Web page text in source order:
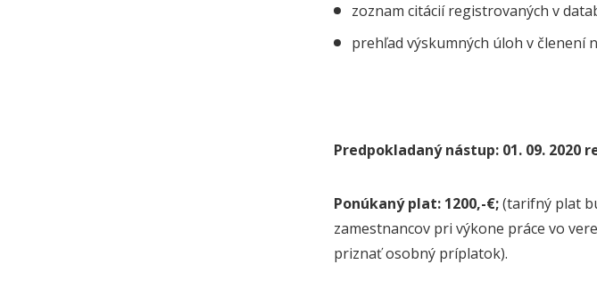
zoznam citácií registrovaných v
prehľad výskumných úloh v členení
Predpokladaný nástup: 01. 09. 2020
Ponúkaný plat: 1200,-€;(tarifný plat
zamestnancov pri výkone práce vo
priznať osobný príplatok).